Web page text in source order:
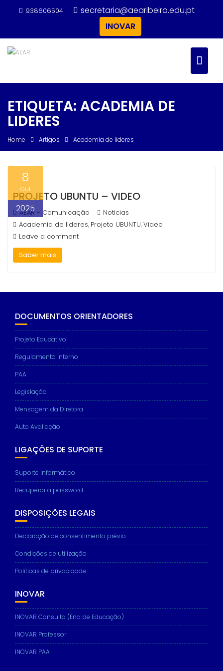
938606504
secretaria@aearibeiro.edu.pt
INOVAR
ETIQUETA: ACADEMIA DE
LIDERES
Home Artigos Academia de lideres
8
Out
2025
PROJETO UBUNTU – VIDEO
AEAR - Comunicação
Noticias
Academia de lideres, Projeto UBUNTU,Video
Leave a comment
Saber mais
DOCUMENTOS ORIENTADORES
Projeto Educativo
Regulamento interno
PAA
Legislação
Mensagem da Diretora
Auto Avaliação
LIGAÇÕES DE SUPORTE
Suporte Informático
Recuperar a password
DISPOSIÇÕES LEGAIS
Declaração de consentimento prévio
Condições de utilização
Politicas de privacidade
INOVAR
INOVAR Consulta (Enc. de Educação)
INOVAR Professor
INOVAR PAA